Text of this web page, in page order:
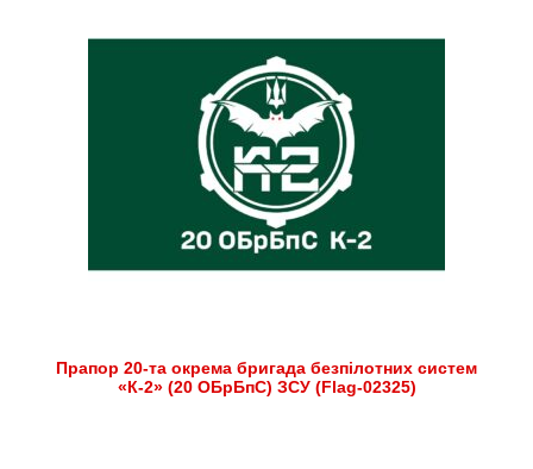
Прапор 20-та окрема бригада безпілотних систем
«К-2» (20 ОБрБпС) ЗСУ (Flag-02325)